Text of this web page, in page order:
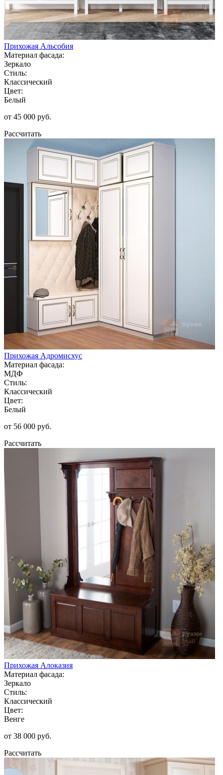
Прихожая Альсобия
Материал фасада:
Зеркало
Стиль:
Классический
Цвет:
Белый
от 45 000 руб.
Рассчитать
Прихожая Адромисхус
Материал фасада:
МДФ
Стиль:
Классический
Цвет:
Белый
от 56 000 руб.
Рассчитать
Прихожая Алоказия
Материал фасада:
Зеркало
Стиль:
Классический
Цвет:
Венге
от 38 000 руб.
Рассчитать